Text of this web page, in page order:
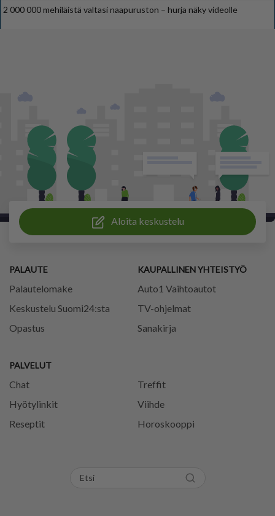
2 000 000 mehiläistä valtasi naapuruston – hurja näky videolle
Aloita keskustelu
PALAUTE
Palautelomake
Keskustelu Suomi24:sta
Opastus
PALVELUT
Chat
Treffit
Hyötylinkit
Viihde
Reseptit
Horoskooppi
KAUPALLINEN YHTEISTYÖ
Auto1 Vaihtoautot
TV-ohjelmat
Sanakirja